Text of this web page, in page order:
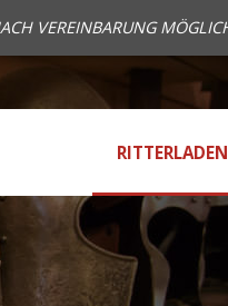
VEREINBARUNG
RITTERLADEN